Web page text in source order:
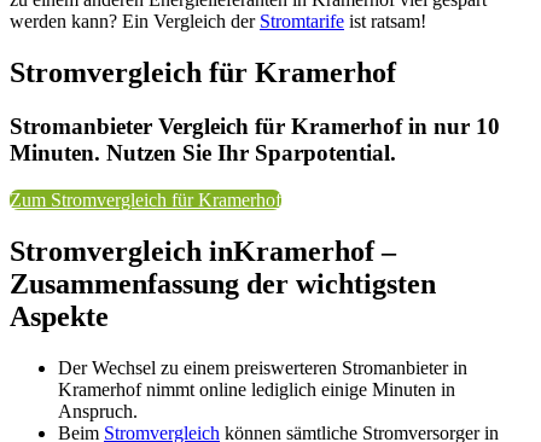
werden kann? Ein Vergleich der Stromtarife ist ratsam!
Stromvergleich für Kramerhof
Stromanbieter Vergleich für Kramerhof in nur 10
Minuten. Nutzen Sie Ihr Sparpotential.
Zum Stromvergleich für Kramerhof
Stromvergleich inKramerhof –
Zusammenfassung der wichtigsten
Aspekte
Der Wechsel zu einem preiswerteren Stromanbieter in
Kramerhof nimmt online lediglich einige Minuten in
Anspruch.
Beim Stromvergleich können sämtliche Stromversorger in